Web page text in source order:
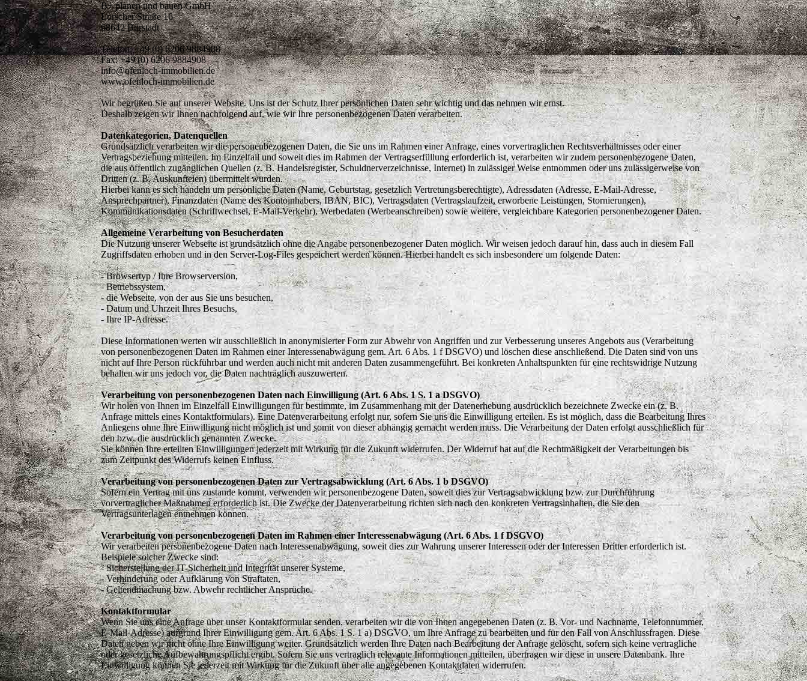
B+ planen und bauen GmbH
Lorscher Straße 16
68642 Bürstadt
Telefon: +49 (0) 6206 9884988
Fax: +49 (0) 6206 9884908
info@ofenloch-immobilien.de
www.ofenloch-immobilien.de
Wir begrüßen Sie auf unserer Website. Uns ist der Schutz Ihrer persönlichen Daten sehr wichtig und das nehmen wir ernst.
Deshalb zeigen wir Ihnen nachfolgend auf, wie wir Ihre personenbezogenen Daten verarbeiten.
Datenkategorien, Datenquellen
Grundsätzlich verarbeiten wir die personenbezogenen Daten, die Sie uns im Rahmen einer Anfrage, eines vorvertraglichen Rechtsverhältnisses oder einer
Vertragsbeziehung mitteilen. Im Einzelfall und soweit dies im Rahmen der Vertragserfüllung erforderlich ist, verarbeiten wir zudem personenbezogene Daten,
die aus öffentlich zugänglichen Quellen (z. B. Handelsregister, Schuldnerverzeichnisse, Internet) in zulässiger Weise entnommen oder uns zulässigerweise von
Dritten (z. B. Auskunfteien) übermittelt wurden.
Hierbei kann es sich handeln um persönliche Daten (Name, Geburtstag, gesetzlich Vertretungsberechtigte), Adressdaten (Adresse, E-Mail-Adresse,
Ansprechpartner), Finanzdaten (Name des Kontoinhabers, IBAN, BIC), Vertragsdaten (Vertragslaufzeit, erworbene Leistungen, Stornierungen),
Kommunikationsdaten (Schriftwechsel, E-Mail-Verkehr), Werbedaten (Werbeanschreiben) sowie weitere, vergleichbare Kategorien personenbezogener Daten.
Allgemeine Verarbeitung von Besucherdaten
Die Nutzung unserer Webseite ist grundsätzlich ohne die Angabe personenbezogener Daten möglich. Wir weisen jedoch darauf hin, dass auch in diesem Fall
Zugriffsdaten erhoben und in den Server-Log-Files gespeichert werden können. Hierbei handelt es sich insbesondere um folgende Daten:
- Browsertyp / Ihre Browserversion,
- Betriebssystem,
- die Webseite, von der aus Sie uns besuchen,
- Datum und Uhrzeit Ihres Besuchs,
- Ihre IP-Adresse.
Diese Informationen werten wir ausschließlich in anonymisierter Form zur Abwehr von Angriffen und zur Verbesserung unseres Angebots aus (Verarbeitung
von personenbezogenen Daten im Rahmen einer Interessenabwägung gem. Art. 6 Abs. 1 f DSGVO) und löschen diese anschließend. Die Daten sind von uns
nicht auf Ihre Person rückführbar und werden auch nicht mit anderen Daten zusammengeführt. Bei konkreten Anhaltspunkten für eine rechtswidrige Nutzung
behalten wir uns jedoch vor, die Daten nachträglich auszuwerten.
Verarbeitung von personenbezogenen Daten nach Einwilligung (Art. 6 Abs. 1 S. 1 a DSGVO)
Wir holen von Ihnen im Einzelfall Einwilligungen für bestimmte, im Zusammenhang mit der Datenerhebung ausdrücklich bezeichnete Zwecke ein (z. B.
Anfrage mittels eines Kontaktformulars). Eine Datenverarbeitung erfolgt nur, sofern Sie uns die Einwilligung erteilen. Es ist möglich, dass die Bearbeitung Ihres
Anliegens ohne Ihre Einwilligung nicht möglich ist und somit von dieser abhängig gemacht werden muss. Die Verarbeitung der Daten erfolgt ausschließlich für
den bzw. die ausdrücklich genannten Zwecke.
Sie können Ihre erteilten Einwilligungen jederzeit mit Wirkung für die Zukunft widerrufen. Der Widerruf hat auf die Rechtmäßigkeit der Verarbeitungen bis
zum Zeitpunkt des Widerrufs keinen Einfluss.
Verarbeitung von personenbezogenen Daten zur Vertragsabwicklung (Art. 6 Abs. 1 b DSGVO)
Sofern ein Vertrag mit uns zustande kommt, verwenden wir personenbezogene Daten, soweit dies zur Vertragsabwicklung bzw. zur Durchführung
vorvertraglicher Maßnahmen erforderlich ist. Die Zwecke der Datenverarbeitung richten sich nach den konkreten Vertragsinhalten, die Sie den
Vertragsunterlagen entnehmen können.
Verarbeitung von personenbezogenen Daten im Rahmen einer Interessenabwägung (Art. 6 Abs. 1 f DSGVO)
Wir verarbeiten personenbezogene Daten nach Interessenabwägung, soweit dies zur Wahrung unserer Interessen oder der Interessen Dritter erforderlich ist.
Beispiele solcher Zwecke sind:
- Sicherstellung der IT-Sicherheit und Integrität unserer Systeme,
- Verhinderung oder Aufklärung von Straftaten,
- Geltendmachung bzw. Abwehr rechtlicher Ansprüche.
Kontaktformular
Wenn Sie uns eine Anfrage über unser Kontaktformular senden, verarbeiten wir die von Ihnen angegebenen Daten (z. B. Vor- und Nachname, Telefonnummer,
E-Mail-Adresse) aufgrund Ihrer Einwilligung gem. Art. 6 Abs. 1 S. 1 a) DSGVO, um Ihre Anfrage zu bearbeiten und für den Fall von Anschlussfragen. Diese
Daten geben wir nicht ohne Ihre Einwilligung weiter. Grundsätzlich werden Ihre Daten nach Bearbeitung der Anfrage gelöscht, sofern sich keine vertragliche
oder gesetzliche Aufbewahrungspflicht ergibt. Sofern Sie uns vertraglich relevante Informationen mitteilen, übertragen wir diese in unsere Datenbank. Ihre
Einwilligung können Sie jederzeit mit Wirkung für die Zukunft über alle angegebenen Kontaktdaten widerrufen.